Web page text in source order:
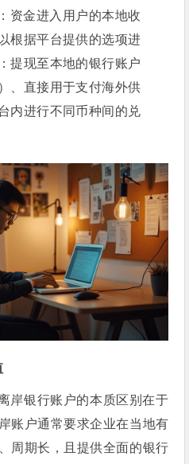
：资金进入用户的本地收
根据平台提供的选项进
提现至本地的银行账户
、直接用于支付海外供
内进行不同币种间的兑
岸银行账户的本质区别在于
账户通常要求企业在当地有
周期长，且提供全面的银行